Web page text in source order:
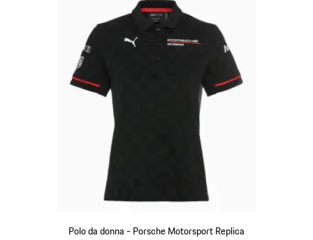
Polo da donna - Porsche Motorsport Replica